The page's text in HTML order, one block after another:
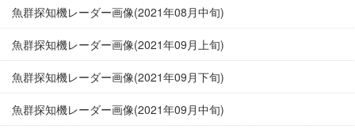
魚群探知機レーダー画像(2021年08月中旬)
魚群探知機レーダー画像(2021年09月上旬)
魚群探知機レーダー画像(2021年09月下旬)
魚群探知機レーダー画像(2021年09月中旬)